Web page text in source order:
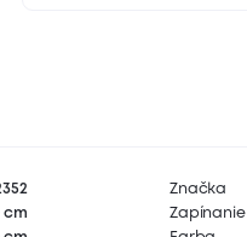
cm
Značka
Zapínanie